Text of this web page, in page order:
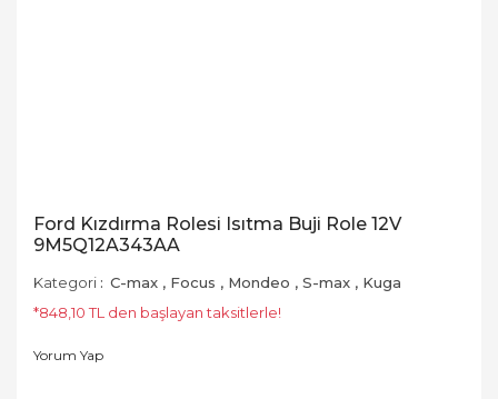
Ford Kızdırma Rolesi Isıtma Buji Role 12V
9M5Q12A343AA
Kategori C-max , Focus , Mondeo , S-max , Kuga
*848,10 TL den başlayan taksitlerle!
Yorum Yap